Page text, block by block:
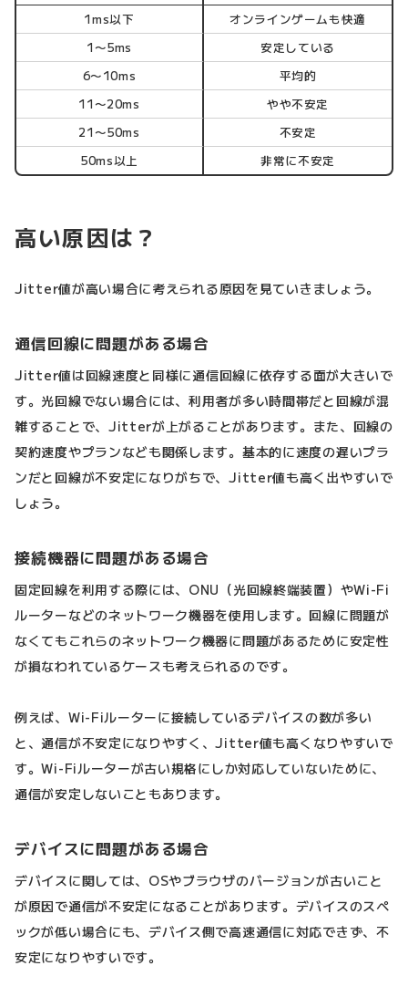
1ms以下
オンラインゲームも快適
1〜5ms
安定している
6〜10ms
平均的
11〜20ms
やや不安定
21〜50ms
不安定
50ms以上
非常に不安定
高い原因は？
Jitter値が高い場合に考えられる原因を見ていきましょう。
通信回線に問題がある場合
Jitter値は回線速度と同様に通信回線に依存する面が大きいで
す。光回線でない場合には、利用者が多い時間帯だと回線が混
雑することで、Jitterが上がることがあります。また、回線の
契約速度やプランなども関係します。基本的に速度の遅いプラ
ンだと回線が不安定になりがちで、Jitter値も高く出やすいで
しょう。
接続機器に問題がある場合
固定回線を利用する際には、ONU（光回線終端装置）やWi-Fi
ルーターなどのネットワーク機器を使用します。回線に問題が
なくてもこれらのネットワーク機器に問題があるために安定性
が損なわれているケースも考えられるのです。
例えば、Wi-Fiルーターに接続しているデバイスの数が多い
と、通信が不安定になりやすく、Jitter値も高くなりやすいで
す。Wi-Fiルーターが古い規格にしか対応していないために、
通信が安定しないこともあります。
デバイスに問題がある場合
デバイスに関しては、OSやブラウザのバージョンが古いこと
が原因で通信が不安定になることがあります。デバイスのスペ
ックが低い場合にも、デバイス側で高速通信に対応できず、不
安定になりやすいです。